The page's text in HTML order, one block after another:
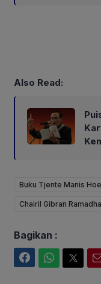
Also Read:
Buku Tjente Manis
Chairil Gibran
Bagikan :